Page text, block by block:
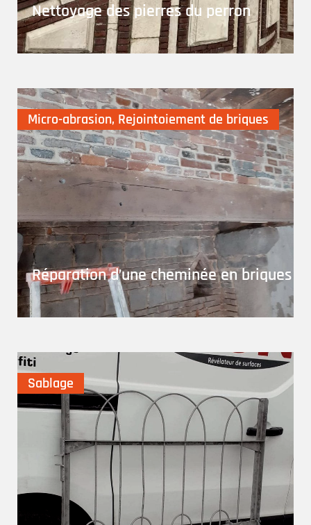
Nettoyage des pierres du perron
Micro-abrasion, Rejointoiement de briques
Réparation d’une cheminée en briques
Sablage